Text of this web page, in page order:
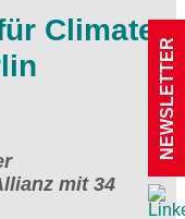
Climate
mit 34
NEWSLETTER